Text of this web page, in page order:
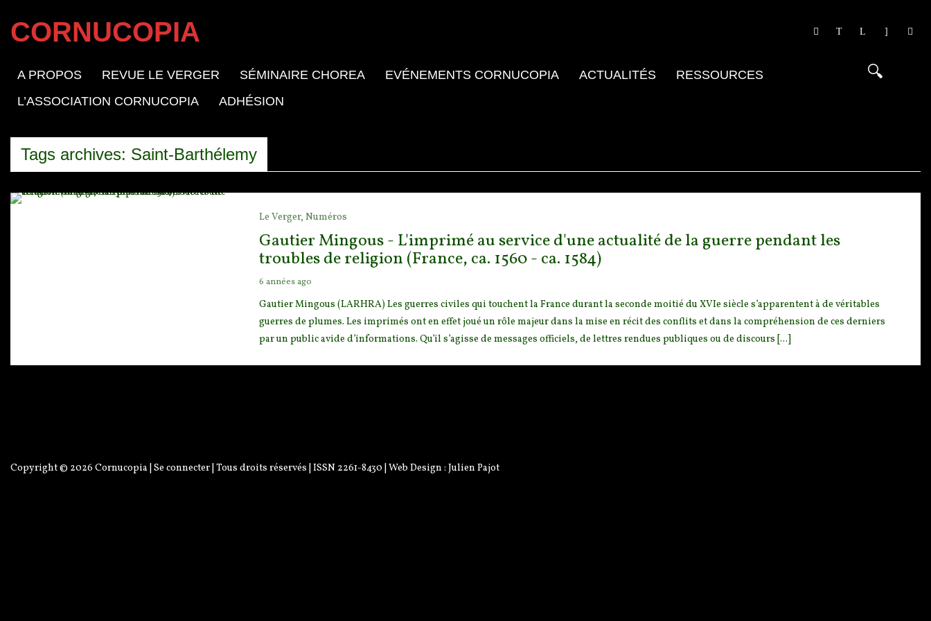
CORNUCOPIA
A PROPOS REVUE LE VERGER SÉMINAIRE CHOREA EVÉNEMENTS CORNUCOPIA ACTUALITÉS
RESSOURCES
L’ASSOCIATION CORNUCOPIA
ADHÉSION
Tags archives: Saint-Barthélemy
Le Verger, Numéros
Gautier Mingous - L'imprimé au service d'une actualité de la guerre pendant les
troubles de religion (France, ca. 1560 - ca. 1584)
6 années ago
Gautier Mingous (LARHRA) Les guerres civiles qui touchent la France durant la seconde moitié du XVIe siècle s’apparentent à de véritables
guerres de plumes. Les imprimés ont en effet joué un rôle majeur dans la mise en récit des conflits et dans la compréhension de ces derniers
par un public avide d’informations. Qu’il s’agisse de messages officiels, de lettres rendues publiques ou de discours [...]
Copyright © 2026 Cornucopia Se connecter | Tous droits réservés | ISSN 2261-8430 | Web Design : Julien Pajot